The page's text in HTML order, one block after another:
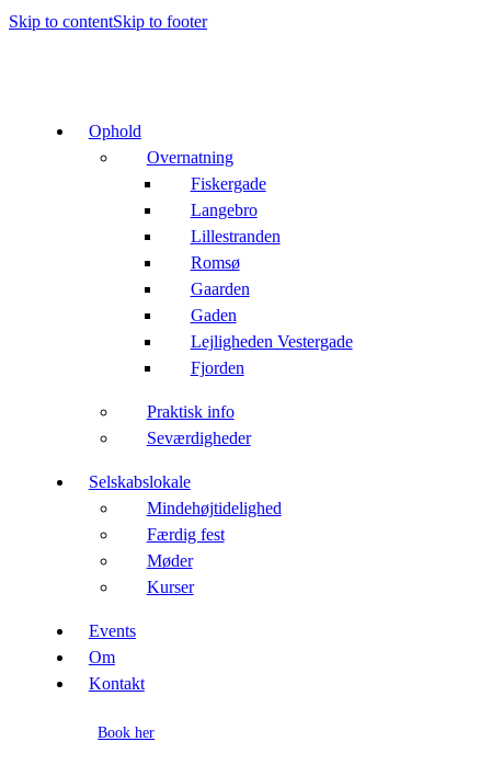
Skip to contentSkip to footer
Ophold
Overnatning
Fiskergade
Langebro
Lillestranden
Romsø
Gaarden
Gaden
Lejligheden Vestergade
Fjorden
Praktisk info
Seværdigheder
Selskabslokale
Mindehøjtidelighed
Færdig fest
Møder
Kurser
Events
Om
Kontakt
Book her